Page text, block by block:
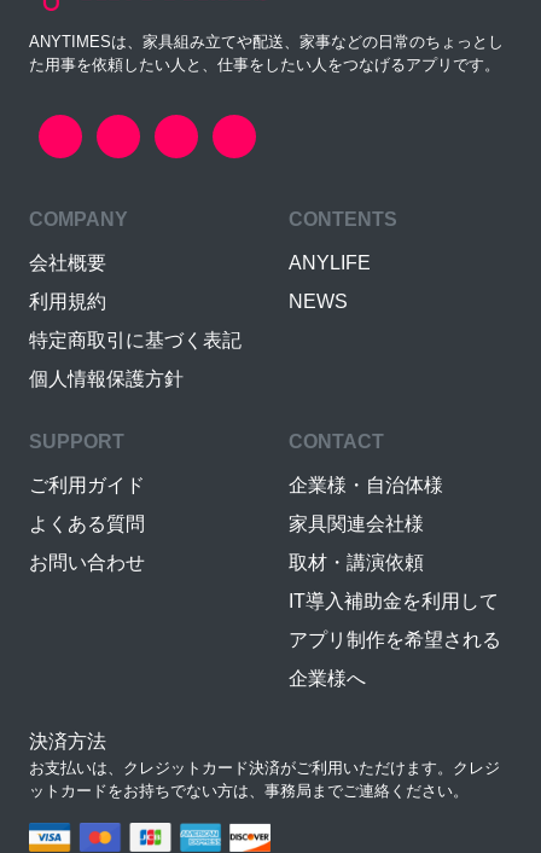
ANYTIMESは、家具組み立てや配送、家事などの日常のちょっとし
た用事を依頼したい人と、仕事をしたい人をつなげるアプリです。
COMPANY
会社概要
利用規約
特定商取引に基づく表記
個人情報保護方針
CONTENTS
ANYLIFE
NEWS
SUPPORT
ご利用ガイド
よくある質問
お問い合わせ
CONTACT
企業様・自治体様
家具関連会社様
取材・講演依頼
IT導入補助金を利用して
アプリ制作を希望される
企業様へ
決済方法
お支払いは、クレジットカード決済がご利用いただけます。クレジ
ットカードをお持ちでない方は、事務局までご連絡ください。